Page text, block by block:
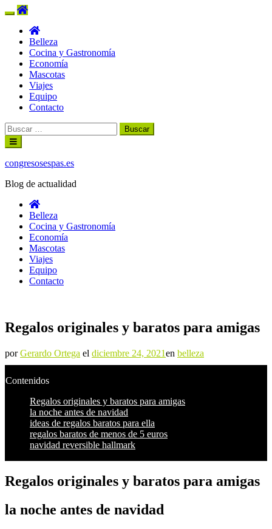
Belleza
Cocina y Gastronomía
Economía
Mascotas
Viajes
Equipo
Contacto
Buscar:
Ir
al
contenido
congresosespas.es
Blog de actualidad
Belleza
Cocina y Gastronomía
Economía
Mascotas
Viajes
Equipo
Contacto
Regalos originales y baratos para amigas
porGerardo Ortega el diciembre 24, 2021en belleza
Contenidos
Regalos originales y baratos para amigas
la noche antes de navidad
ideas de regalos baratos para ella
regalos baratos de menos de 5 euros
navidad reversible hallmark
Regalos originales y baratos para amigas
la noche antes de navidad